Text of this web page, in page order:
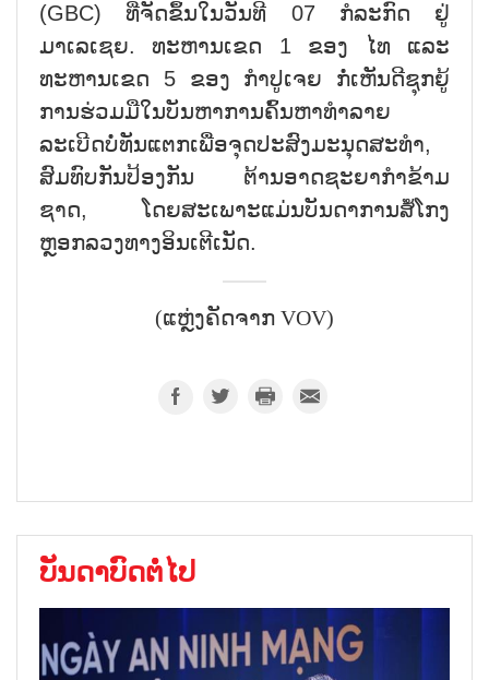
(GBC) ທີ່ຈັດຂຶ້ນໃນວັນທີ 07 ກໍລະກົດ ຢູ່
ມາເລເຊຍ. ທະຫານເຂດ 1 ຂອງ ໄທ ແລະ
ທະຫານເຂດ 5 ຂອງ ກຳປູເຈຍ ກໍ່ເຫັນດີຊຸກຍູ້
ການຮ່ວມມືໃນບັນຫາການຄົ້ນຫາທຳລາຍ
ລະເບີດບໍ່ທັນແຕກເພື່ອຈຸດປະສົງມະນຸດສະທຳ,
ສົມທົບກັນປ້ອງກັນ ຕ້ານອາດຊະຍາກຳຂ້າມ
ຊາດ, ໂດຍສະເພາະແມ່ນບັນດາການສໍ້ໂກງ
ຫຼອກລວງທາງອິນເຕີເນັດ.
(ແຫຼ່ງຄັດຈາກ VOV)
ບັນດາບົດຕໍ່ໄປ